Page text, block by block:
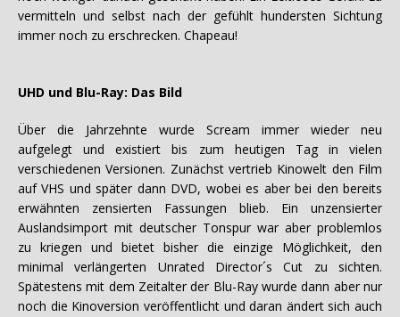
vermitteln und selbst nach der gefühlt hundersten Sichtung
immer noch zu erschrecken. Chapeau!
UHD und Blu-Ray: Das Bild
Über die Jahrzehnte wurde Scream immer wieder neu
aufgelegt und existiert bis zum heutigen Tag in vielen
verschiedenen Versionen. Zunächst vertrieb Kinowelt den Film
auf VHS und später dann DVD, wobei es aber bei den bereits
erwähnten zensierten Fassungen blieb. Ein unzensierter
Auslandsimport mit deutscher Tonspur war aber problemlos
zu kriegen und bietet bisher die einzige Möglichkeit, den
minimal verlängerten Unrated Director´s Cut zu sichten.
Spätestens mit dem Zeitalter der Blu-Ray wurde dann aber nur
noch die Kinoversion veröffentlicht und daran ändert sich auch